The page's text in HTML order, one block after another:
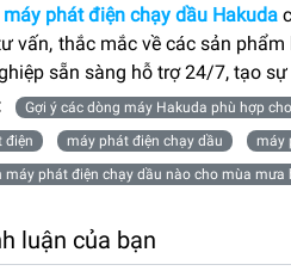
máy phát điện chạy dầu Hakuda
vấn, thắc mắc về các sản
sẵn sàng hỗ trợ 24/7, tạo
Gợi ý các dòng máy Hakuda phù hợp
điện
máy phát điện chạy dầu
máy
máy phát điện chạy dầu nào cho mùa mưa
luận của bạn